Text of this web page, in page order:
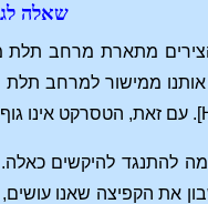
שאלה
הצירים מתארת ​​מרחב
ממישור למרחב
להתנגד להיקשים
את הקפיצה שאנו